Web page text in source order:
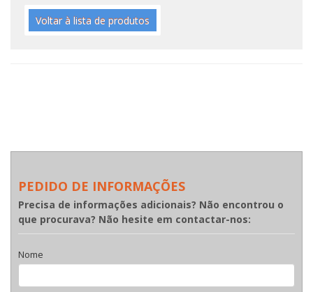
Voltar à lista de produtos
PEDIDO DE INFORMAÇÕES
Precisa de informações adicionais? Não encontrou o
que procurava? Não hesite em contactar-nos:
Nome